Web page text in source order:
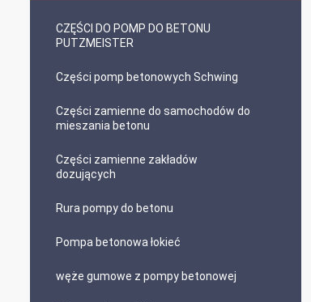
CZĘŚCI DO POMP DO BETONU
PUTZMEISTER
Części pomp betonowych Schwing
Części zamienne do samochodów do
mieszania betonu
Części zamienne zakładów
dozujących
Rura pompy do betonu
Pompa betonowa łokieć
węże gumowe z pompy betonowej